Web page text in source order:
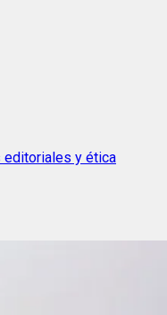
editoriales y ética